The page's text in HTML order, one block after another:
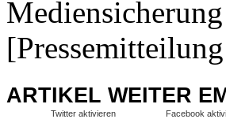
ARTIKEL WEITER
Twitter aktivieren Facebook